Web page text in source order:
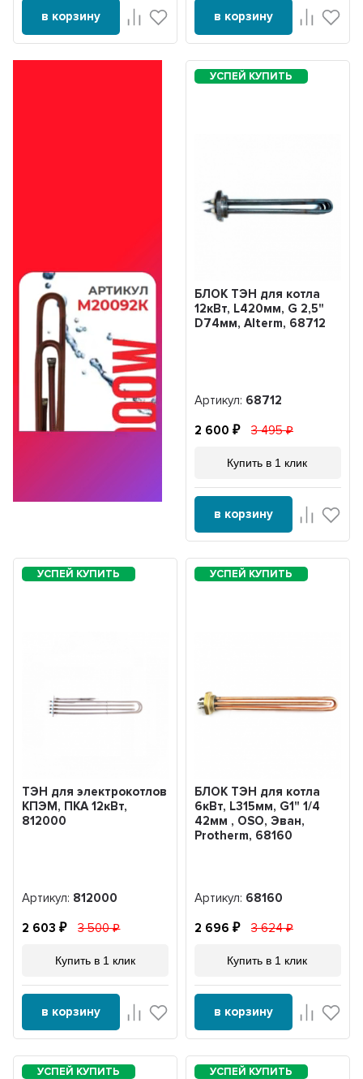
в корзину в корзину
БЛОК ТЭН для котла
12кВт, L420мм, G 2,5"
D74мм, Alterm, 68712
Артикул: 68712
2 600 3 495
Купить в 1 клик
в корзину
ТЭН для электрокотлов
КПЭМ, ПКА 12кВт,
812000
Артикул: 812000
2 603 3 500
Купить в 1 клик
в корзину
БЛОК ТЭН для котла
6кВт, L315мм, G1" 1/4
42мм , OSO, Эван,
Protherm, 68160
Артикул: 68160
2 696 3 624
Купить в 1 клик
в корзину